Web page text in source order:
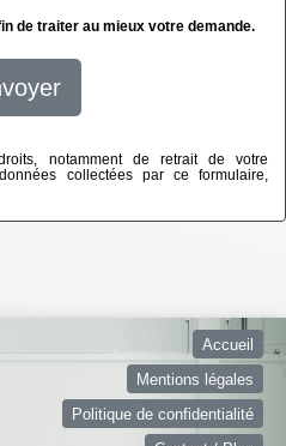
de traiter au mieux votre demande.
notamment de retrait de votre
collectées par ce formulaire,
Accueil
Mentions légales
Politique de confidentialité